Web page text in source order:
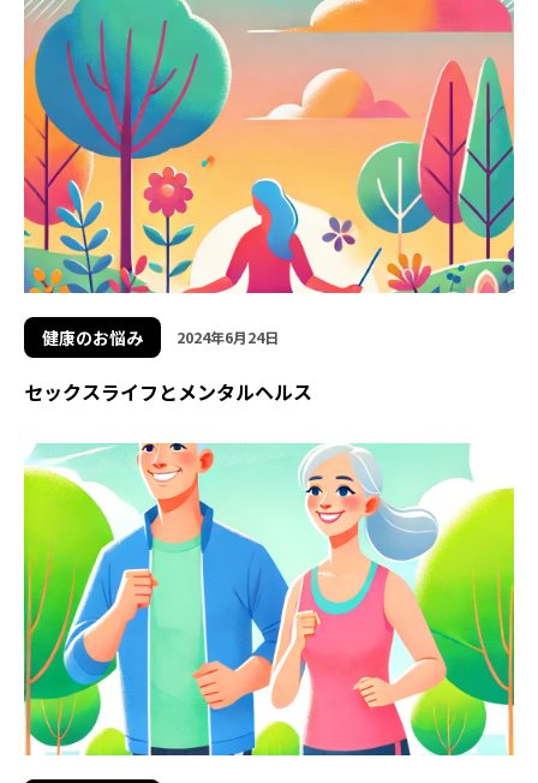
健康のお悩み 2024年6月24日
セックスライフとメンタルヘルス